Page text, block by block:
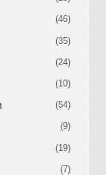
(46)
(35)
(24)
(10)
(54)
(9)
(19)
(7)